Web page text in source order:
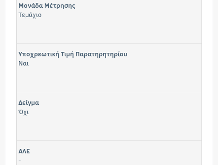
Μονάδα Μέτρησης
Τεμάχιο
Υποχρεωτική Τιμή Παρατηρητηρίου
Ναι
Δείγμα
Όχι
ΑΛΕ
-